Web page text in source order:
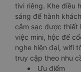
tivi riêng. Khe điều
sáng để hành
cắm sạc được thiết
việc mini, hộc để
nghe hiện đại, wifi
truy cập theo nhu
Ưu điểm